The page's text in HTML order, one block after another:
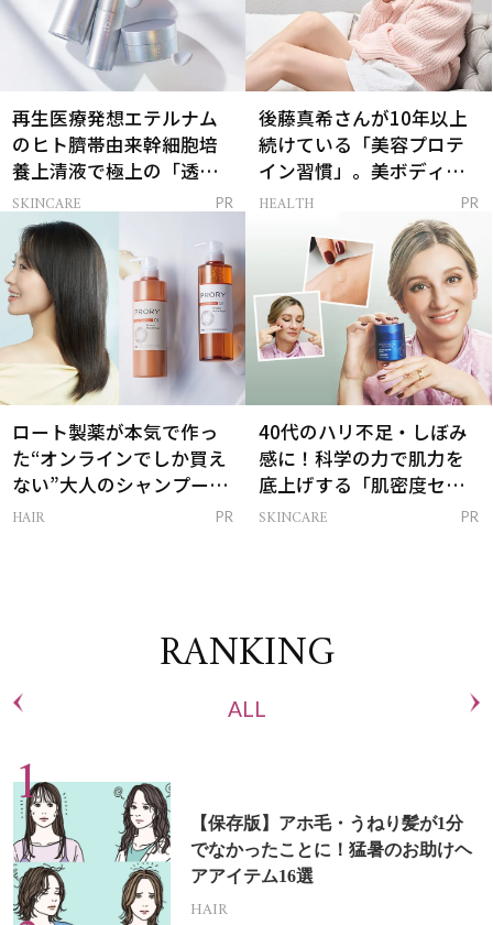
再生医療発想エテルナム
のヒト臍帯由来幹細胞培
養上清液で極上の「透明
感ハリ肌」へ
SKINCARE PR
後藤真希さんが10年以上
続けている「美容プロテ
イン習慣」。美ボディを
支える朝ルーティンと
HEALTH PR
ロート製薬が本気で作っ
た“オンラインでしか買え
ない”大人のシャンプー＆
トリートメントって？
HAIR PR
40代のハリ不足・しぼみ
感に！科学の力で肌力を
底上げする「肌密度セラ
ム」
SKINCARE PR
RANKING
ALL
【保存版】アホ毛・うねり髪が1分
でなかったことに！猛暑のお助けヘ
アアイテム16選
HAIR